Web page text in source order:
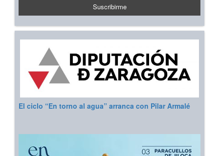
El ciclo “En torno al agua” arranca con Pilar Armalé